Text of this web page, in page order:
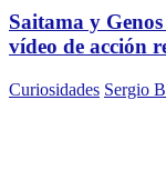
Saitama y
vídeo de acción
Curiosidades Sergio